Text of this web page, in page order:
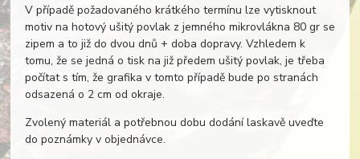
V případě požadovaného krátkého termínu lze vytisknout
motiv na hotový ušitý povlak z jemného mikrovlákna 80 gr se
zipem a to již do dvou dnů + doba dopravy. Vzhledem k
tomu, že se jedná o tisk na již předem ušitý povlak, je třeba
počítat s tím, že grafika v tomto případě bude po stranách
odsazená o 2 cm od okraje.
Zvolený materiál a potřebnou dobu dodání laskavě uveďte
do poznámky v objednávce.